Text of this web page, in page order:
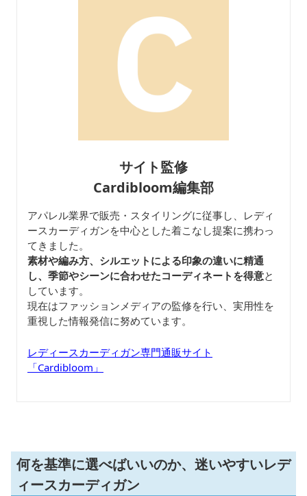
サイト監修
Cardibloom編集部
アパレル業界で販売・スタイリングに従事し、レディ
ースカーディガンを中心とした着こなし提案に携わっ
てきました。
素材や編み方、シルエットによる印象の違いに精通
し、季節やシーンに合わせたコーディネートを得意と
しています。
現在はファッションメディアの監修を行い、実用性を
重視した情報発信に努めています。
レディースカーディガン専門通販サイト
「Cardibloom」
何を基準に選べばいいのか、迷いやすいレデ
ィースカーディガン